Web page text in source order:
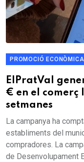
PROMOCIÓ ECONÒMICA
ElPratVal
€ en el comerç
setmanes
La campanya ha
establiments del
compradores. La
de Desenvolupament